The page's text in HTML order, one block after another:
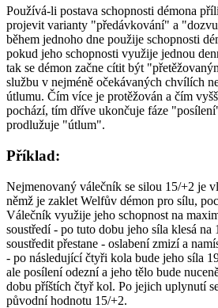
Používá-li postava schopnosti démona
projevit varianty "předávkování" a
během jednoho dne použije schopnosti
pokud jeho schopnosti využije jednou
tak se démon začne cítit být
službu v nejméně očekávaných chvílích
útlumu. Čím více je protěžován a čím
pochází, tím dříve ukončuje fáze
prodlužuje "útlum".
Příklad:
Nejmenovaný válečník se silou 15/+2 je
němž je zaklet Welfův démon pro sílu,
Válečník využije jeho schopnost na
soustředí - po tuto dobu jeho síla klesá na
soustředit přestane - oslabení zmizí a
- po následující čtyři kola bude jeho síla
ale posílení odezní a jeho tělo bude
dobu příštích čtyř kol. Po jejich uplynutí
původní hodnotu 15/+2.